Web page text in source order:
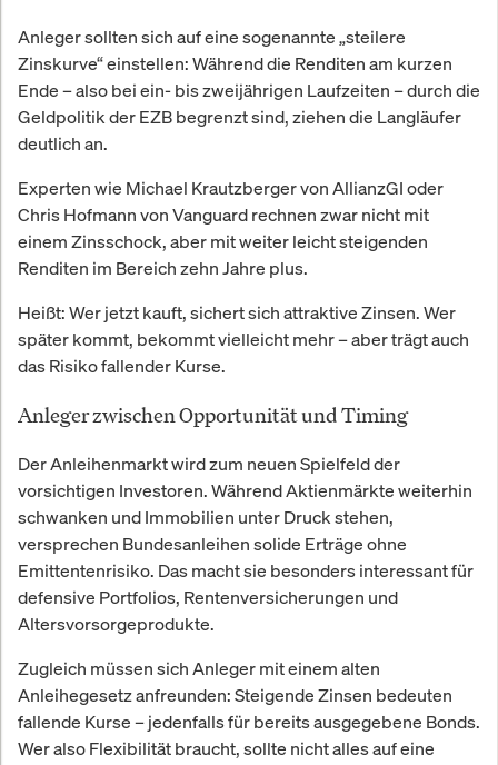
Anleger sollten sich auf eine sogenannte „steilere
Zinskurve“ einstellen: Während die Renditen am kurzen
Ende – also bei ein- bis zweijährigen Laufzeiten – durch die
Geldpolitik der EZB begrenzt sind, ziehen die Langläufer
deutlich an.
Experten wie Michael Krautzberger von AllianzGI oder
Chris Hofmann von Vanguard rechnen zwar nicht mit
einem Zinsschock, aber mit weiter leicht steigenden
Renditen im Bereich zehn Jahre plus.
Heißt: Wer jetzt kauft, sichert sich attraktive Zinsen. Wer
später kommt, bekommt vielleicht mehr – aber trägt auch
das Risiko fallender Kurse.
Anleger zwischen Opportunität und Timing
Der Anleihenmarkt wird zum neuen Spielfeld der
vorsichtigen Investoren. Während Aktienmärkte weiterhin
schwanken und Immobilien unter Druck stehen,
versprechen Bundesanleihen solide Erträge ohne
Emittentenrisiko. Das macht sie besonders interessant für
defensive Portfolios, Rentenversicherungen und
Altersvorsorgeprodukte.
Zugleich müssen sich Anleger mit einem alten
Anleihegesetz anfreunden: Steigende Zinsen bedeuten
fallende Kurse – jedenfalls für bereits ausgegebene Bonds.
Wer also Flexibilität braucht, sollte nicht alles auf eine